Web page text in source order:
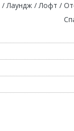
/ Лаундж / Лофт /